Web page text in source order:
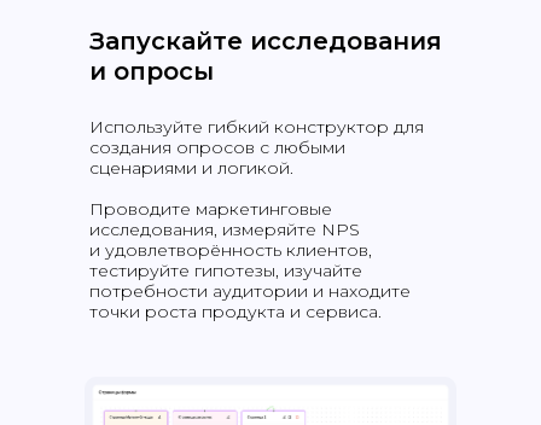
Используйте гибкий конструктор для
создания опросов с любыми
сценариями и логикой.
Проводите маркетинговые
исследования, измеряйте NPS
и удовлетворённость клиентов,
тестируйте гипотезы, изучайте
потребности аудитории и находите
точки роста продукта и сервиса.
Запускайте исследования
и опросы